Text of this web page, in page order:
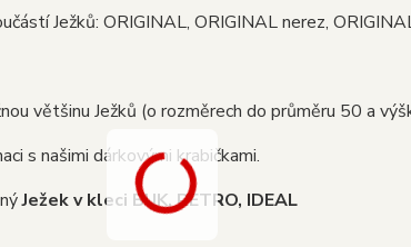
Ježků: ORIGINAL, ORIGINAL nerez,
většinu Ježků (o rozměrech do průměru 50 a
s našimi dárkovými krabičkami.
Ježek v kleci BUK, RETRO, IDEAL